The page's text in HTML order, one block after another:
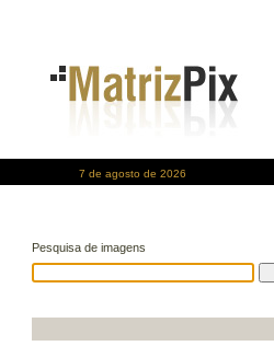
7 de agosto de 2026
Pesquisa de imagens